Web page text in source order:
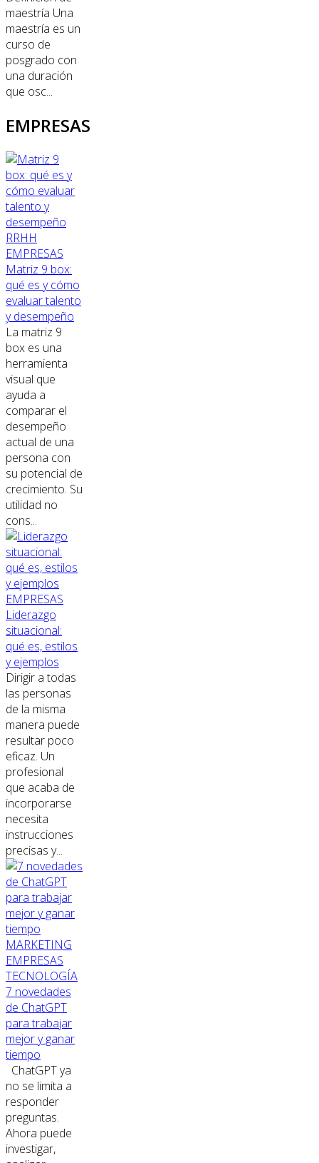
maestría Una
maestría es un
curso de
posgrado con
una duración
que osc...
EMPRESAS
RRHH
EMPRESAS
Matriz 9 box:
qué es y cómo
evaluar talento
y desempeño
La matriz 9
box es una
herramienta
visual que
ayuda a
comparar el
desempeño
actual de una
persona con
su potencial de
crecimiento. Su
utilidad no
cons...
EMPRESAS
Liderazgo
situacional:
qué es, estilos
y ejemplos
Dirigir a todas
las personas
de la misma
manera puede
resultar poco
eficaz. Un
profesional
que acaba de
incorporarse
necesita
instrucciones
precisas y...
MARKETING
EMPRESAS
TECNOLOGÍA
7 novedades
de ChatGPT
para trabajar
mejor y ganar
tiempo
ChatGPT ya
no se limita a
responder
preguntas.
Ahora puede
investigar,